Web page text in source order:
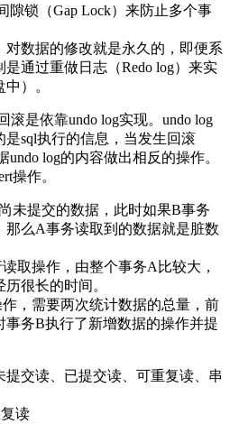
隙锁（Gap Lock）来防止多个事
数据的修改就是永久的，即便系
通过重做日志（Redo log）来实
）。
滚是依靠undo log实现。undo log
sql执行的信息，当发生回滚
log的内容做出相反的操作。
操作。
未提交的数据，此时如果B事务
那么A事务读取到的数据就是脏数
取操作，由整个事务A比较大，
很长的时间。
，需要两次统计数据的总量，前
务B执行了新增数据的操作并提
提交读、已提交读、可重复读、串
读